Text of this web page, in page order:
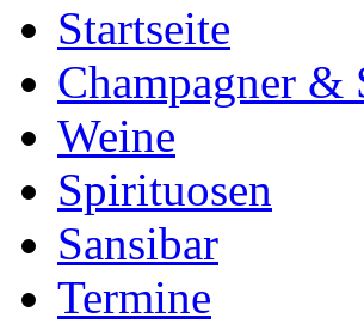
Startseite
Champagner &
Weine
Spirituosen
Sansibar
Termine